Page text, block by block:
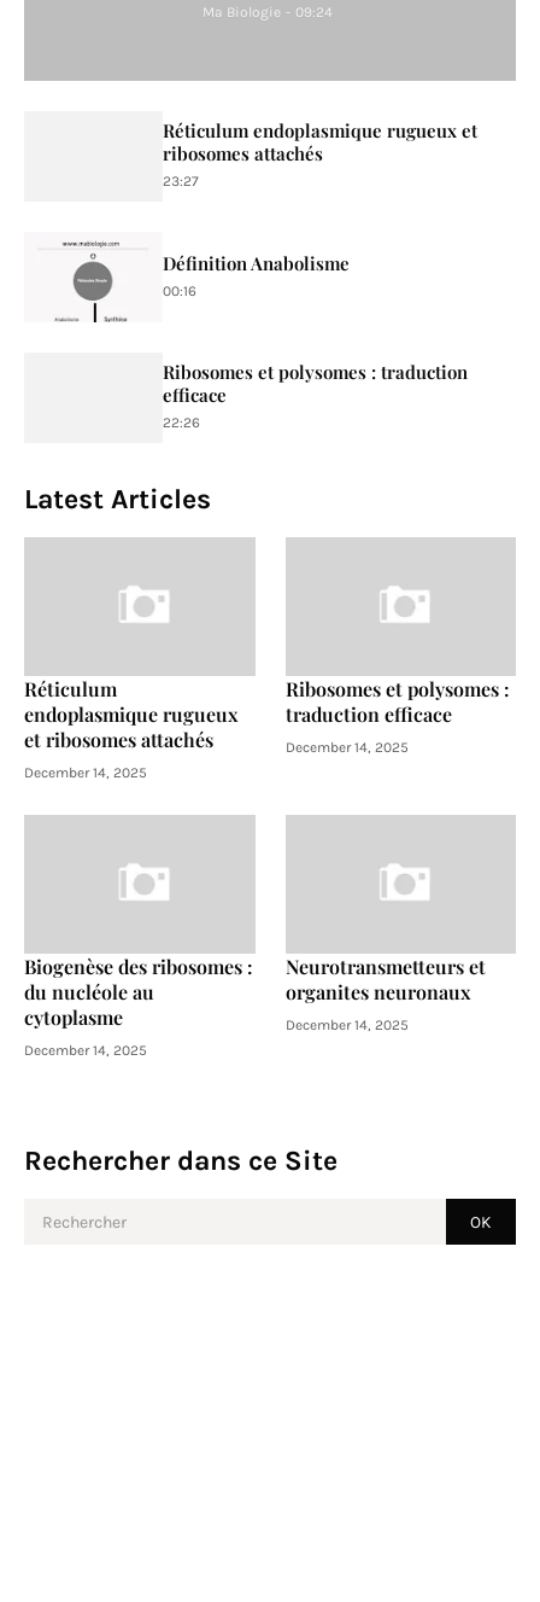
Ma Biologie - 09:24
Réticulum endoplasmique rugueux et
ribosomes attachés
23:27
Définition Anabolisme
00:16
Ribosomes et polysomes : traduction
efficace
22:26
Latest Articles
Réticulum
endoplasmique rugueux
et ribosomes attachés
December 14, 2025
Ribosomes et polysomes :
traduction efficace
December 14, 2025
Biogenèse des ribosomes :
du nucléole au
cytoplasme
December 14, 2025
Neurotransmetteurs et
organites neuronaux
December 14, 2025
Rechercher dans ce Site